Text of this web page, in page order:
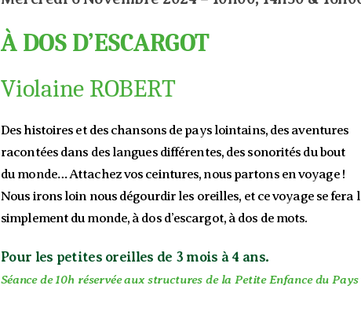
À DOS D’ESCARGOT
Violaine ROBERT
Des histoires et des chansons de pays lointains, des aventures
racontées dans des langues différentes, des sonorités du bout
du monde… Attachez vos ceintures, nous partons en voyage !
Nous irons loin nous dégourdir les oreilles, et ce voyage se fera
simplement du monde, à dos d’escargot, à dos de mots.
Pour les petites oreilles de 3 mois à 4 ans.
Séance de 10h réservée aux structures de la Petite Enfance du